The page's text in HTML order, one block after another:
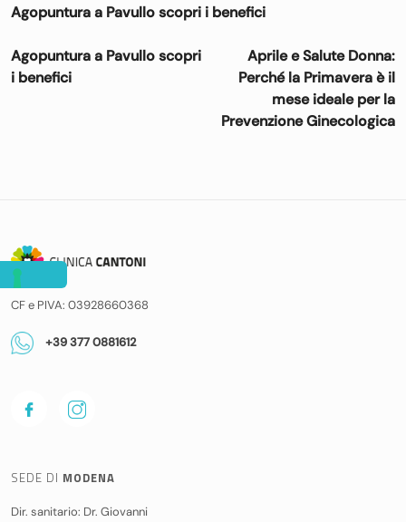
Agopuntura a Pavullo scopri i benefici
Navigazione
articoli
Agopuntura a Pavullo scopri
i benefici
Aprile e Salute Donna:
Perché la Primavera è il
mese ideale per la
Prevenzione Ginecologica
CF e PIVA: 03928660368
+39 377 0881612
SEDE DI MODENA
Dir. sanitario: Dr. Giovanni